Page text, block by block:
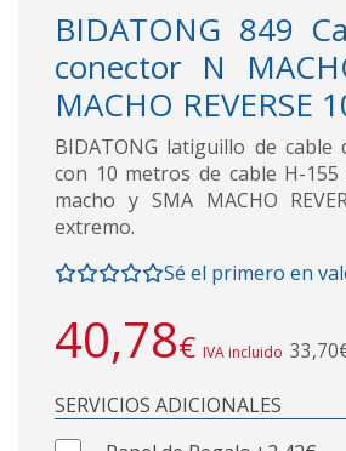
BIDATONG 849
conector N
MACHO REVERSE
BIDATONG latiguillo de cable
con 10 metros de cable H-
macho y SMA MACHO
extremo.
Sé el primero en
40,78€ IVA incluido
SERVICIOS ADICIONALES